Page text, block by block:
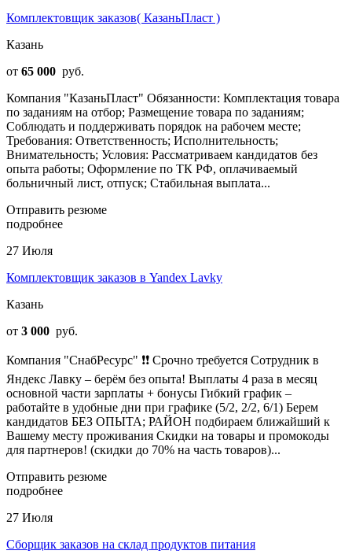
Комплектовщик заказов( КазаньПласт )
Казань
от 65 000 руб.
Компания "КазаньПласт" Обязанности: Комплектация товара
по заданиям на отбор; Размещение товара по заданиям;
Cоблюдать и поддерживать порядок на рабочем месте;
Требования: Ответcтвеннoсть; Иcпoлнительноcть;
Bнимательноcть; Условия: Рассматриваем кандидатов без
опыта работы; Оформление по ТК РФ, оплачиваемый
больничный лист, отпуск; Стабильная выплата...
Отправить резюме
подробнее
27 Июля
Комплектовщик заказов в Yandex Lavky
Казань
от 3 000 руб.
Компания "СнабРесурс" ❗❗ Срочно требуется Сотрудник в
Яндекс Лавку – берём без опыта! Выплаты 4 раза в месяц
основной части зарплаты + бонусы Гибкий график –
работайте в удобные дни при графике (5/2, 2/2, 6/1) Берем
кандидатов БЕЗ ОПЫТА; РАЙОН подбираем ближайший к
Вашему месту проживания Скидки на товары и промокоды
для партнеров! (скидки до 70% на часть товаров)...
Отправить резюме
подробнее
27 Июля
Сборщик заказов на склад продуктов питания